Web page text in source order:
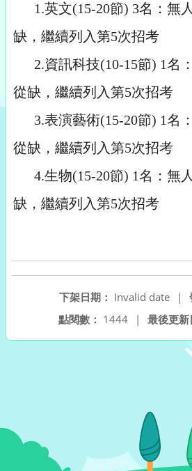
1.英文(15-20節) 3名：無
缺，繼續列入第5次招考
2.資訊科技(10-15節) 1名
從缺，繼續列入第5次招考
3.表演藝術(15-20節) 1名
從缺，繼續列入第5次招考
4.生物(15-20節) 1名：無
缺，繼續列入第5次招考
下架日期： Invalid date
|
最後更新
點閱數： 1444 |